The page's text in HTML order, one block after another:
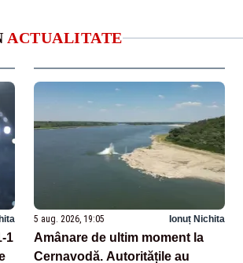
ACTUALITATE
1
5 aug. 2026, 19:05 Ionuț Nichita
Amânare de ultim moment la
Cernavodă. Autoritățile au